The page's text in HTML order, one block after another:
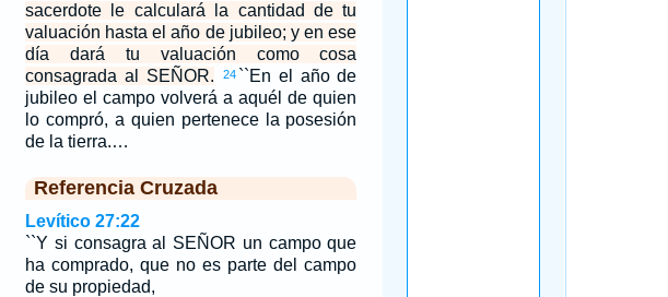
sacerdote le calculará la cantidad de tu
valuación hasta el año de jubileo; y en ese
día dará tu valuación como cosa
consagrada al SEÑOR.
24 ``En el año de
jubileo el campo volverá a aquél de quien
lo compró, a quien pertenece la posesión
de la tierra.…
Referencia Cruzada
Levítico 27:22
``Y si consagra al SEÑOR un campo que
ha comprado, que no es parte del campo
de su propiedad,